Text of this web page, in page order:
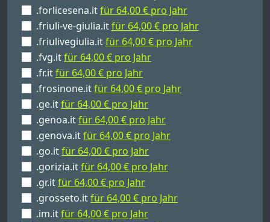
.forlicesena.itfür 64,00 € pro Jahr
.friuli-ve-giulia.itfür 64,00 € pro Jahr
.friulivegiulia.itfür 64,00 € pro Jahr
.fvg.itfür 64,00 € pro Jahr
.fr.itfür 64,00 € pro Jahr
.frosinone.itfür 64,00 € pro Jahr
.ge.itfür 64,00 € pro Jahr
.genoa.itfür 64,00 € pro Jahr
.genova.itfür 64,00 € pro Jahr
.go.itfür 64,00 € pro Jahr
.gorizia.itfür 64,00 € pro Jahr
.gr.itfür 64,00 € pro Jahr
.grosseto.itfür 64,00 € pro Jahr
.im.itfür 64,00 € pro Jahr